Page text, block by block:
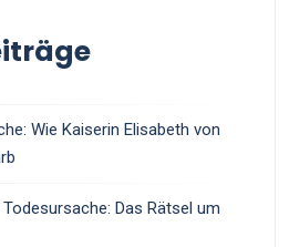
Wie Kaiserin Elisabeth von
Das Rätsel um